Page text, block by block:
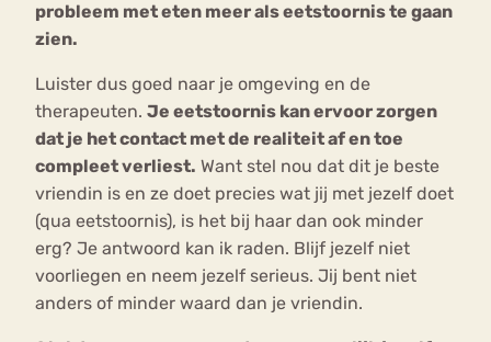
probleem met eten meer als eetstoornis te gaan
zien.
Luister dus goed naar je omgeving en de
therapeuten. Je eetstoornis kan ervoor zorgen
dat je het contact met de realiteit af en toe
compleet verliest. Want stel nou dat dit je beste
vriendin is en ze doet precies wat jij met jezelf doet
(qua eetstoornis), is het bij haar dan ook minder
erg? Je antwoord kan ik raden. Blijf jezelf niet
voorliegen en neem jezelf serieus. Jij bent niet
anders of minder waard dan je vriendin.